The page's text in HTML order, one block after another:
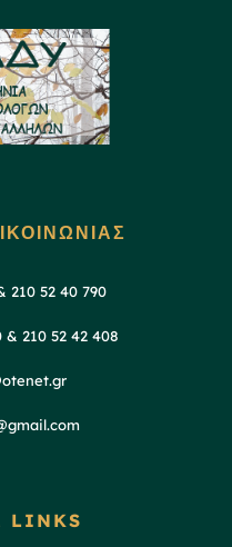
210 52 40 790
& 210 52 42 408
LINKS